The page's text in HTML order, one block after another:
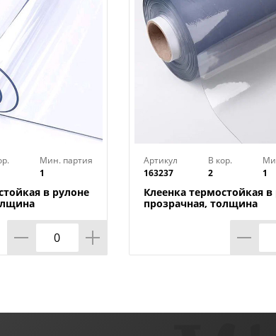
Мин. партия
1
в рулоне
Артикул
163237
В кор.
2
1
Клеенка термостойкая в
прозрачная, толщина